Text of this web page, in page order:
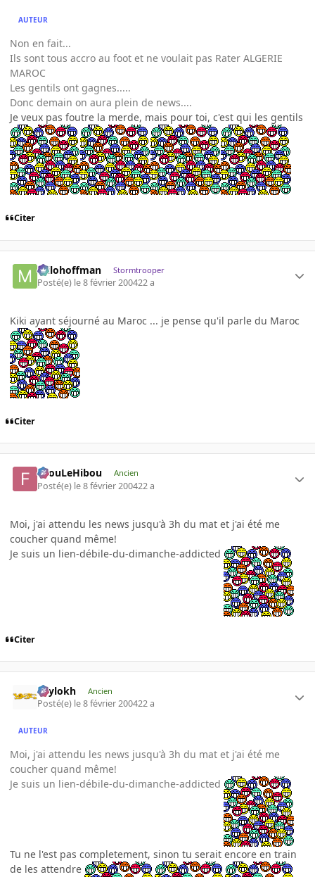
AUTEUR
Non en fait...
Ils sont tous accro au foot et ne voulait pas Rater ALGERIE
MAROC
Les gentils ont gagnes.....
Donc demain on aura plein de news....
Je veux pas foutre la merde, mais pour toi, c'est qui les gentils
Citer
milohoffman Stormtrooper
Posté(e) le 8 février 200422 a
Kiki ayant séjourné au Maroc ... je pense qu'il parle du Maroc
Citer
FilouLeHibou Ancien
Posté(e) le 8 février 200422 a
Moi, j'ai attendu les news jusqu'à 3h du mat et j'ai été me
coucher quand même!
Je suis un lien-débile-du-dimanche-addicted
Citer
Psylokh Ancien
Posté(e) le 8 février 200422 a
AUTEUR
Moi, j'ai attendu les news jusqu'à 3h du mat et j'ai été me
coucher quand même!
Je suis un lien-débile-du-dimanche-addicted
Tu ne l'est pas completement, sinon tu serait encore en train
de les attendre